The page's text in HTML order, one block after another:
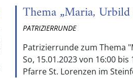
Thema „Maria,
PATRIZIERRUNDE
Patrizierrunde zum Thema
So, 15.01.2023 von 16:00 bis
Pfarre St. Lorenzen im